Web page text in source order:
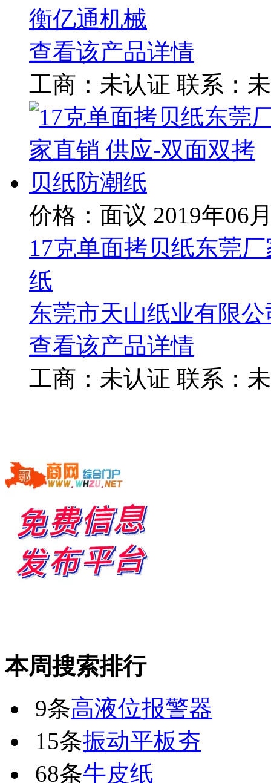
衡亿通机械
查看该产品详情
工商： 未认证 联系：
价格：面议 2019年06
17克单面拷贝纸东莞
纸
东莞市天山纸业有限公
查看该产品详情
工商： 未认证 联系：
本周搜索排行
9条高液位报警器
15条振动平板夯
68条牛皮纸